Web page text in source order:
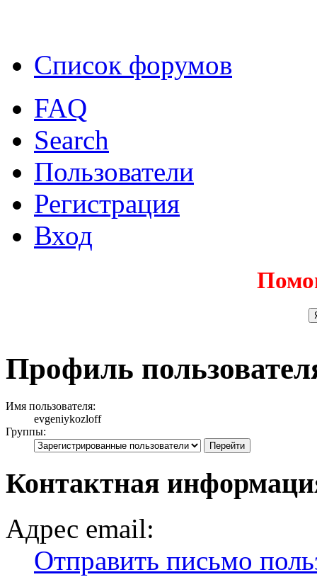
Список форумов
FAQ
Search
Пользователи
Регистрация
Вход
Профиль
Имя пользователя:
evgeniykozloff
Группы:
Контактная
Адрес email:
Отправить письмо